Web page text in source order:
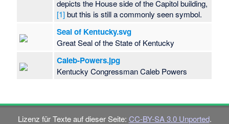
depicts the House side of the Capitol building,
[1]but this is still a commonly seen symbol.
Seal of Kentucky.svg
Great Seal of the State of Kentucky
Caleb-Powers.jpg
Kentucky Congressman Caleb Powers
Lizenz für Texte auf dieser Seite: CC-BY-SA 3.0 Unported.